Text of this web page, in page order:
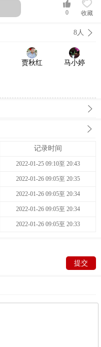
收藏
0
8人
贾秋红 马小婷
记录时间
2022-01-25 09:10至 20:43
2022-01-26 09:05至 20:35
2022-01-26 09:05至 20:34
2022-01-26 09:05至 20:34
2022-01-26 09:05至 20:33